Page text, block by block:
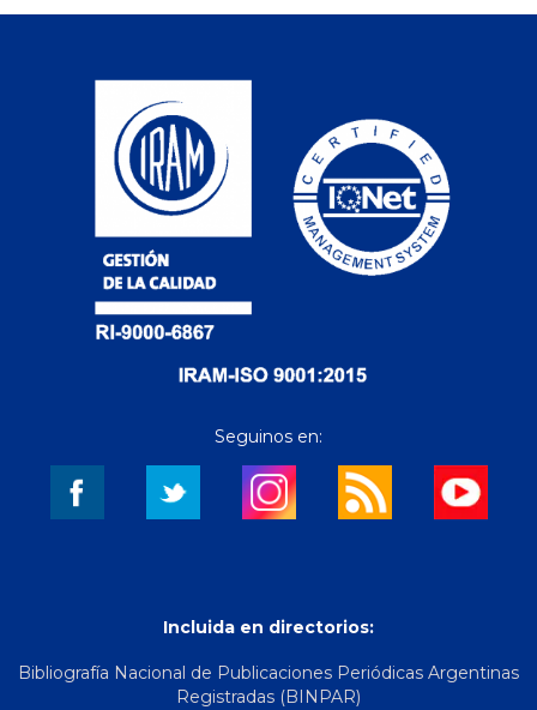
Seguinos en:
Incluida en directorios:
Bibliografía Nacional de Publicaciones Periódicas Argentinas
Registradas (BINPAR)